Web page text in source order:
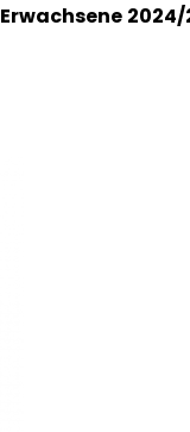
Erwachsene 2024/